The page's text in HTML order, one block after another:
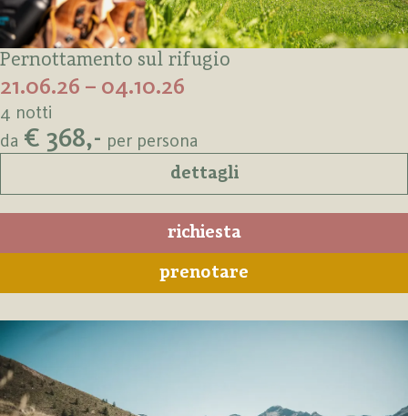
Pernottamento sul rifugio
21.06.26 – 04.10.26
4 notti
da € 368,- per persona
dettagli
richiesta
prenotare